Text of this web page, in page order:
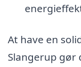
At have en
Slangerup